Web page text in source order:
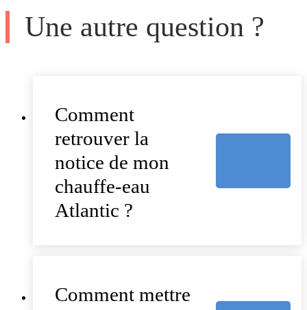
Une autre question ?
Comment
retrouver la
notice de mon
chauffe-eau
Atlantic ?
Comment mettre